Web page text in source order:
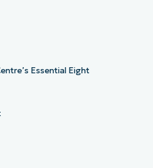
Essential Eight